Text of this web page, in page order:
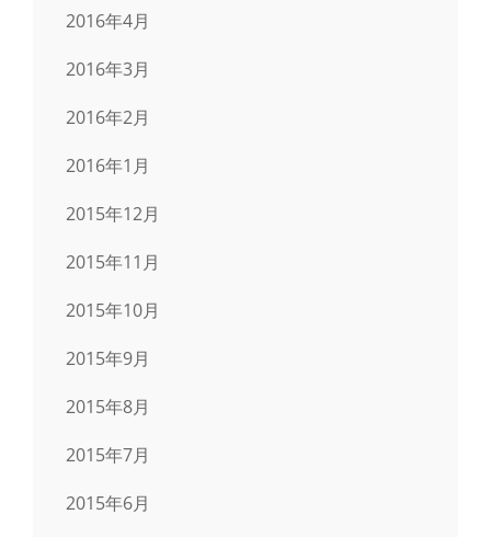
2016年4月
2016年3月
2016年2月
2016年1月
2015年12月
2015年11月
2015年10月
2015年9月
2015年8月
2015年7月
2015年6月